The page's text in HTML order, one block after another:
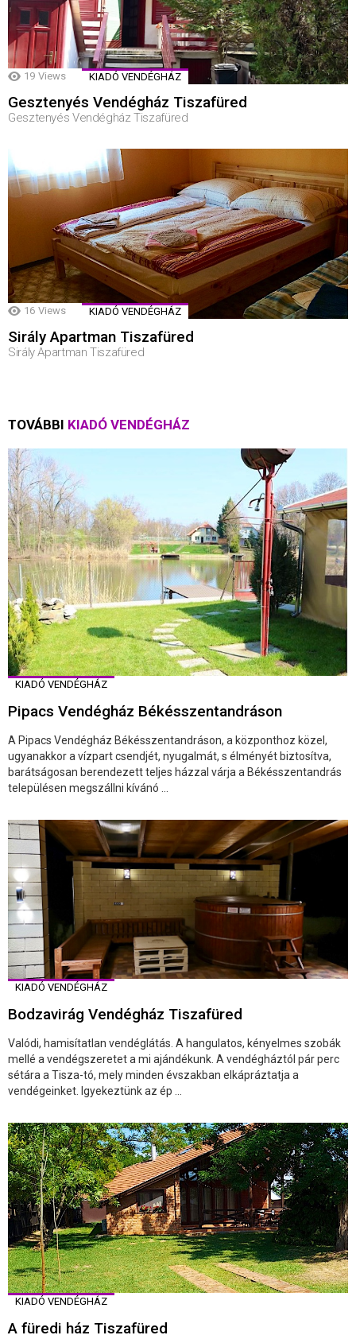
19 Views KIADÓ VENDÉGHÁZ
Gesztenyés Vendégház Tiszafüred
Gesztenyés Vendégház Tiszafüred
16 Views KIADÓ VENDÉGHÁZ
Sirály Apartman Tiszafüred
Sirály Apartman Tiszafüred
TOVÁBBI KIADÓ VENDÉGHÁZ
KIADÓ VENDÉGHÁZ
Pipacs Vendégház Békésszentandráson
A Pipacs Vendégház Békésszentandráson, a központhoz közel,
ugyanakkor a vízpart csendjét, nyugalmát, s élményét biztosítva,
barátságosan berendezett teljes házzal várja a Békésszentandrás
településen megszállni kívánó ...
KIADÓ VENDÉGHÁZ
Bodzavirág Vendégház Tiszafüred
Valódi, hamisítatlan vendéglátás. A hangulatos, kényelmes szobák
mellé a vendégszeretet a mi ajándékunk. A vendégháztól pár perc
sétára a Tisza-tó, mely minden évszakban elkápráztatja a
vendégeinket. Igyekeztünk az ép ...
KIADÓ VENDÉGHÁZ
A füredi ház Tiszafüred